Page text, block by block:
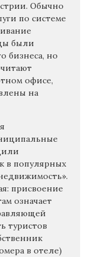
Обычно
по системе
были
бизнеса, но
офисе,
на
в популярных
присвоение
означает
туристов
в отеле)